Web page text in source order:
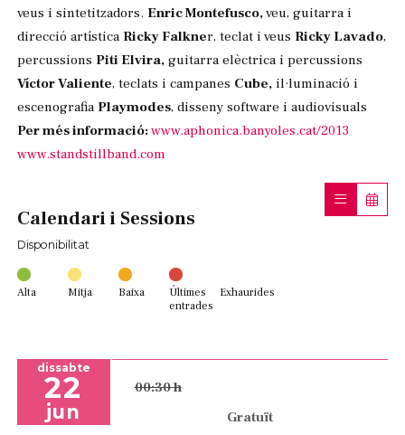
veus i sintetitzadors. Enric Montefusco,veu, guitarra i
direcció artística Ricky Falkner, teclat i veus Ricky Lavado,
percussions Piti Elvira, guitarra elèctrica i percussions
Víctor Valiente, teclats i campanes Cube, il·luminació i
escenografia Playmodes, disseny software i audiovisuals
Per més informació:www.aphonica.banyoles.cat/2013
www.standstillband.com
Calendari i Sessions
Disponibilitat
Alta Mitja Baixa
Últimes
entrades
Exhaurides
dissabte
22
jun
00:30 h
Gratuït